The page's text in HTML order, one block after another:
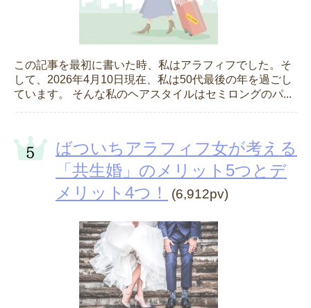
この記事を最初に書いた時、私はアラフィフでした。そ
して、2026年4月10日現在、私は50代最後の年を過ごし
ています。 そんな私のヘアスタイルはセミロングのパ...
ばついちアラフィフ女が考える
「共生婚」のメリット5つとデ
メリット4つ！
(6,912pv)